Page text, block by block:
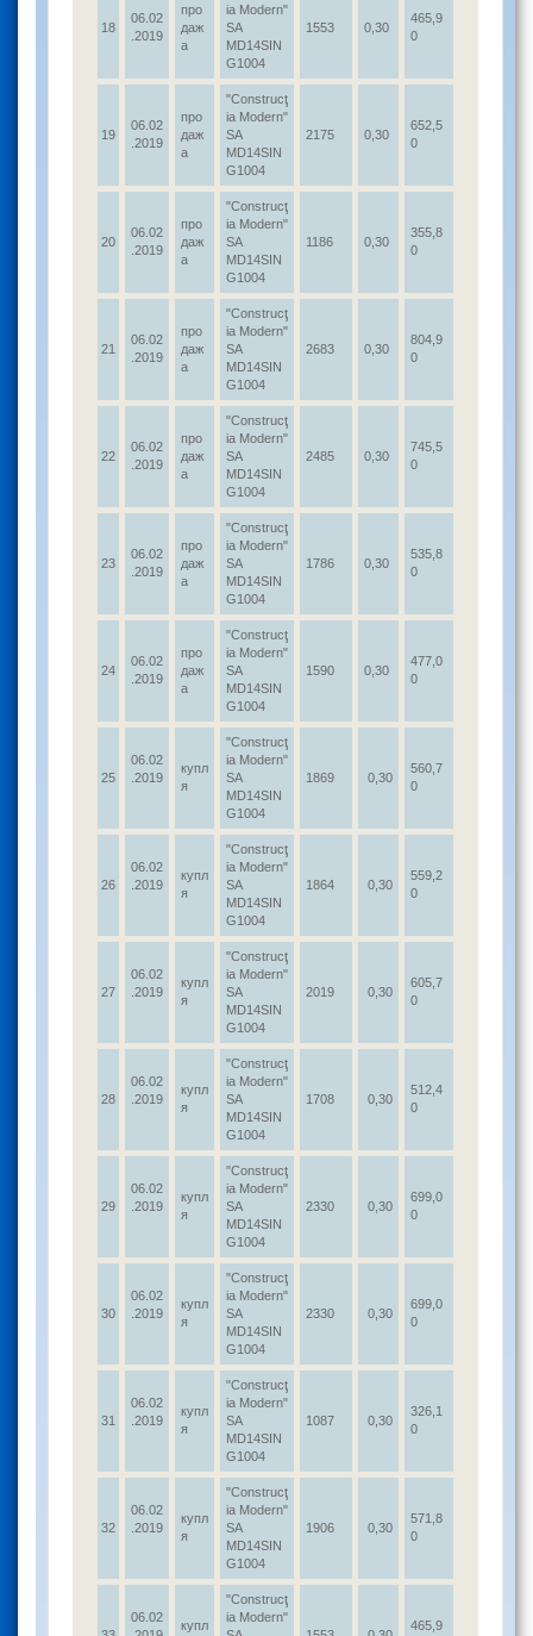
18
06.02
.2019
про
даж
а
ia Modern"
SA
MD14SIN
G1004
1553 0,30
465,9
0
19
06.02
.2019
про
даж
а
"Construcţ
ia Modern"
SA
MD14SIN
G1004
2175 0,30
652,5
0
20
06.02
.2019
про
даж
а
"Construcţ
ia Modern"
SA
MD14SIN
G1004
1186 0,30
355,8
0
21
06.02
.2019
про
даж
а
"Construcţ
ia Modern"
SA
MD14SIN
G1004
2683 0,30
804,9
0
22
06.02
.2019
про
даж
а
"Construcţ
ia Modern"
SA
MD14SIN
G1004
2485 0,30
745,5
0
23
06.02
.2019
про
даж
а
"Construcţ
ia Modern"
SA
MD14SIN
G1004
1786 0,30
535,8
0
24
06.02
.2019
про
даж
а
"Construcţ
ia Modern"
SA
MD14SIN
G1004
1590 0,30
477,0
0
25
06.02
.2019
купл
я
"Construcţ
ia Modern"
SA
MD14SIN
G1004
1869 0,30
560,7
0
26
06.02
.2019
купл
я
"Construcţ
ia Modern"
SA
MD14SIN
G1004
1864 0,30
559,2
0
27
06.02
.2019
купл
я
"Construcţ
ia Modern"
SA
MD14SIN
G1004
2019 0,30
605,7
0
28
06.02
.2019
купл
я
"Construcţ
ia Modern"
SA
MD14SIN
G1004
1708 0,30
512,4
0
29
06.02
.2019
купл
я
"Construcţ
ia Modern"
SA
MD14SIN
G1004
2330 0,30
699,0
0
30
06.02
.2019
купл
я
"Construcţ
ia Modern"
SA
MD14SIN
G1004
2330 0,30
699,0
0
31
06.02
.2019
купл
я
"Construcţ
ia Modern"
SA
MD14SIN
G1004
1087 0,30
326,1
0
32
06.02
.2019
купл
я
"Construcţ
ia Modern"
SA
MD14SIN
G1004
1906 0,30
571,8
0
06.02
купл
"Construcţ
ia Modern"
465,9